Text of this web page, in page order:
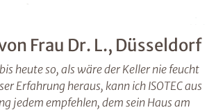
Frau Dr. L., Düsseldorf
heute so, als wäre der Keller nie feucht
Erfahrung heraus, kann ich ISOTEC aus
jedem empfehlen, dem sein Haus am